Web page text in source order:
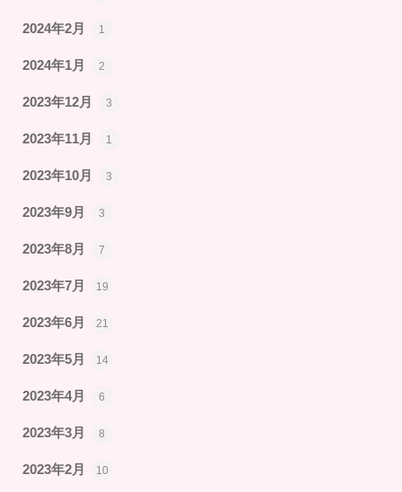
2024年2月 1
2024年1月 2
2023年12月 3
2023年11月 1
2023年10月 3
2023年9月 3
2023年8月 7
2023年7月 19
2023年6月 21
2023年5月 14
2023年4月 6
2023年3月 8
2023年2月 10